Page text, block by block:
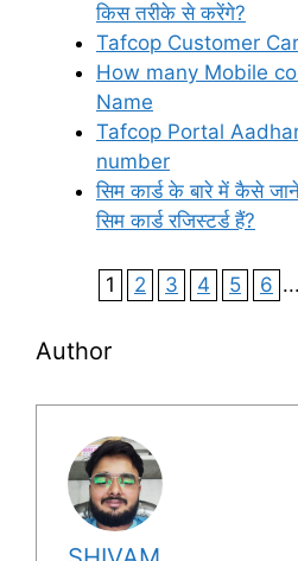
किस तरीके से करेंगे?
Tafcop Customer
How many Mobile
Name
Tafcop Portal
number
सिम कार्ड के बारे में कैसे
सिम कार्ड रजिस्टर्ड हैं?
1 2 3 4 5 6 ...
Author